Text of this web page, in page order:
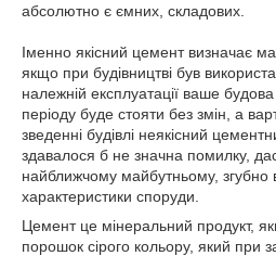
абсолютно є ємних, складових.
Іменно якісний цемент визначає
якщо при будівництві був
належній експлуатації ваше
періоду буде стояти без змін, а
зведенні будівлі неякісний
здавалося б не значна помилку,
найближчому майбутньому, згубно
характеристики споруди.
Цемент це мінеральний продукт,
порошок сірого кольору, який при